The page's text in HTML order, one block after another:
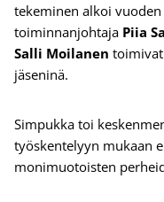
tekeminen alkoi
toiminnanjohtaja Piia
Salli Moilanen
jäseninä.
Simpukka toi
työskentelyyn mukaan
monimuotoisten